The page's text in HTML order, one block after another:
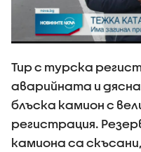
Тир с турска
аварийната и
блъска камион с
регистрация.
камиона са